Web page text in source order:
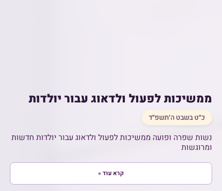
ממשיכות לפעול ולדאוג עבור יולדות
כ״ט בשבט ה׳תשפ״ד
נשות שפרה ופועה ממשיכות לפעול ולדאוג עבור יולדות חדשות
ומרוגשות
קרא עוד »